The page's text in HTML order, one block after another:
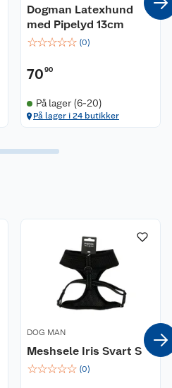
Dogman Latexhund
med Pipelyd 13cm
☆☆☆☆☆ (0)
70 90
På lager (6-20)
På lager i 24 butikker
DOG MAN
Meshsele Iris Svart S
☆☆☆☆☆ (0)